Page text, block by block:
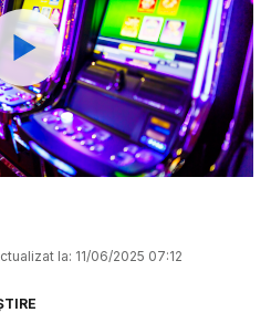
Watch
la: 11/06/2025 07:12